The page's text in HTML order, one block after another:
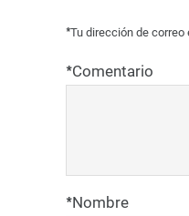
Tu dirección de
*
Comentario
*
Nombre
*